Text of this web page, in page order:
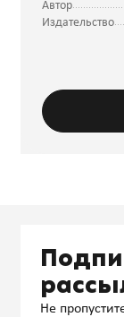
Автор
Издательство
Не